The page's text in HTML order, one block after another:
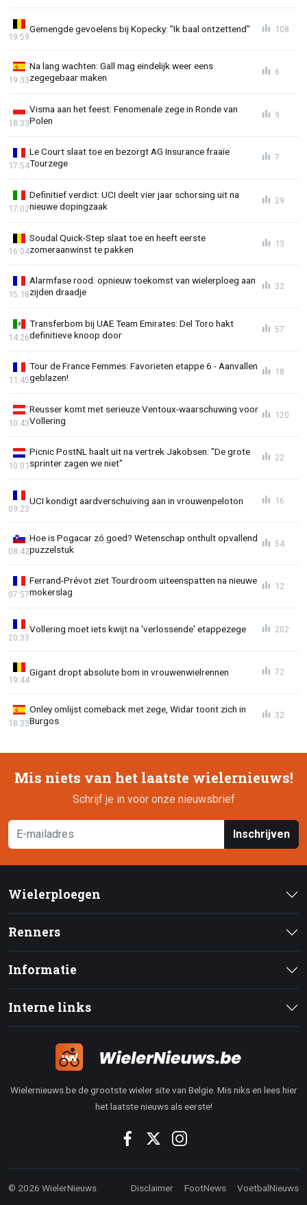
Gemengde gevoelens bij Kopecky: "Ik baal ontzettend"
19:59
108
Na lang wachten: Gall mag eindelijk weer eens
zegegebaar maken
19:33
6
Visma aan het feest: Fenomenale zege in Ronde van
Polen
18:33
9
Le Court slaat toe en bezorgt AG Insurance fraaie
Tourzege
17:54
7
Definitief verdict: UCI deelt vier jaar schorsing uit na
nieuwe dopingzaak
17:02
29
Soudal Quick-Step slaat toe en heeft eerste
zomeraanwinst te pakken
16:04
13
Alarmfase rood: opnieuw toekomst van wielerploeg aan
zijden draadje
15:18
32
Transferbom bij UAE Team Emirates: Del Toro hakt
definitieve knoop door
14:26
57
Tour de France Femmes: Favorieten etappe 6 - Aanvallen
geblazen!
11:45
18
Reusser komt met serieuze Ventoux-waarschuwing voor
Vollering
10:43
120
Picnic PostNL haalt uit na vertrek Jakobsen: "De grote
sprinter zagen we niet"
10:01
22
UCI kondigt aardverschuiving aan in vrouwenpeloton
09:23
16
Hoe is Pogacar zó goed? Wetenschap onthult opvallend
puzzelstuk
08:42
54
Ferrand-Prévot ziet Tourdroom uiteenspatten na nieuwe
mokerslag
07:57
12
Vollering moet iets kwijt na 'verlossende' etappezege
20:33
202
Gigant dropt absolute bom in vrouwenwielrennen
19:44
72
Onley omlijst comeback met zege, Widar toont zich in
Burgos
18:33
32
Mis niets van het laatste wielernieuws!
Schrijf je in voor onze nieuwsbrief
Inschrijven
Wielerploegen
Renners
Informatie
Interne links
Wielernieuws.be de grootste wieler site van Belgie. Mis niks en lees hier
het laatste nieuws als eerste!
© 2026 WielerNieuws Disclaimer FootNews VoetbalNieuws